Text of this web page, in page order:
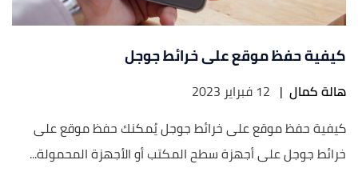
كيفية حفظ موقع على خرائط جوجل
هالة كمال | 12 فبراير 2023
كيفية حفظ موقع على خرائط جوجل يُمكنك حفظ موقع على
خرائط جوجل على أجهزة سطح المكتب أو الأجهزة المحمولة...